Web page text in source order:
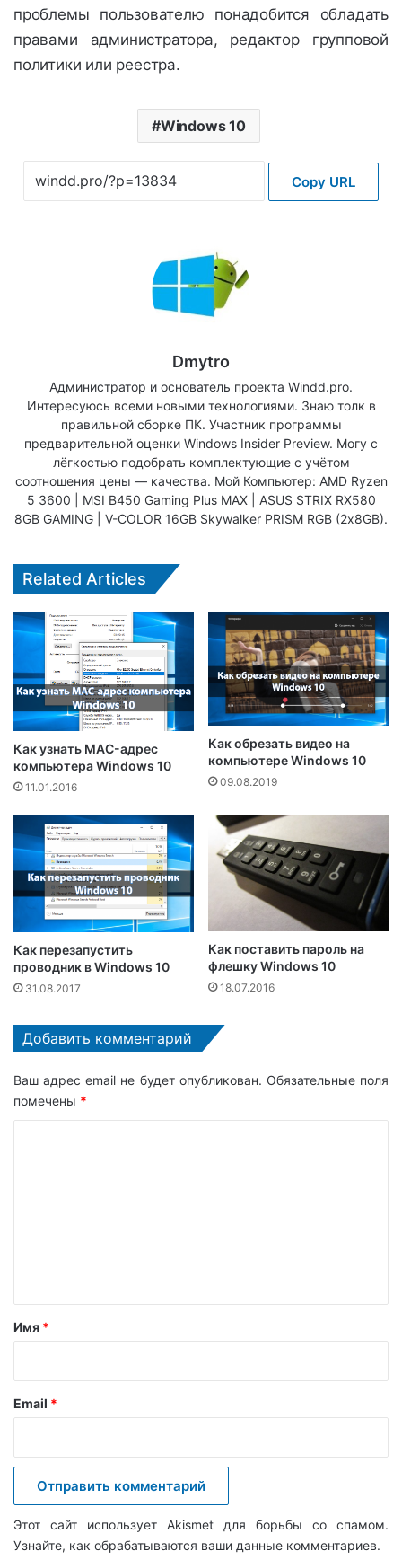
проблемы пользователю понадобится обладать
правами администратора, редактор групповой
политики или реестра.
Windows 10
Copy URL
Dmytro
Администратор и основатель проекта Windd.pro.
Интересуюсь всеми новыми технологиями. Знаю толк в
правильной сборке ПК. Участник программы
предварительной оценки Windows Insider Preview. Могу с
лёгкостью подобрать комплектующие с учётом
соотношения цены — качества. Мой Компьютер: AMD Ryzen
5 3600 | MSI B450 Gaming Plus MAX | ASUS STRIX RX580
8GB GAMING | V-COLOR 16GB Skywalker PRISM RGB (2х8GB).
Related Articles
Как узнать MAC-адрес
компьютера Windows 10
11.01.2016
Как обрезать видео на
компьютере Windows 10
09.08.2019
Как перезапустить
проводник в Windows 10
31.08.2017
Как поставить пароль на
флешку Windows 10
18.07.2016
Добавить комментарий
Ваш адрес email не будет опубликован. Обязательные поля
помечены *
а
й
Имя *
Email *
Этот сайт использует Akismet для борьбы со спамом.
Узнайте, как обрабатываются ваши данные комментариев.